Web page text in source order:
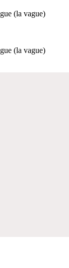
(la vague)
(la vague)